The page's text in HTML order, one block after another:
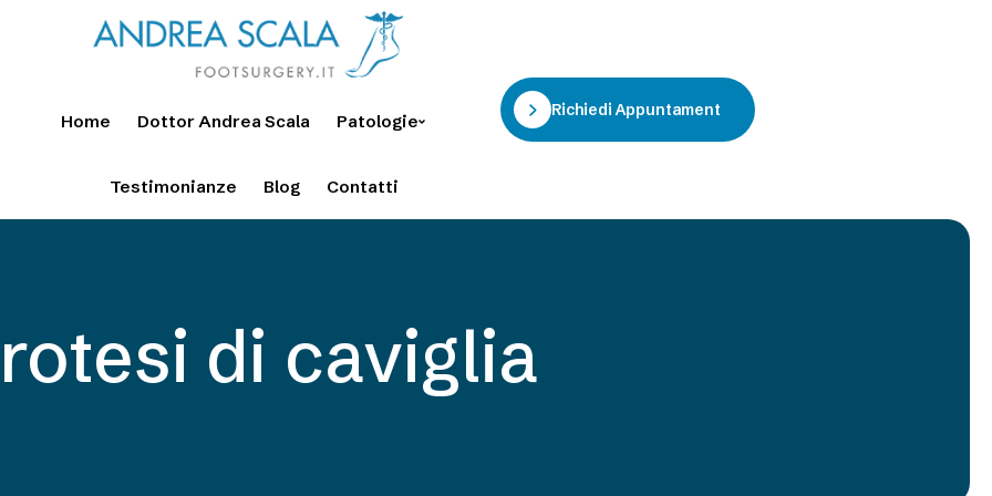
Home Dottor Andrea Scala Patologie
Testimonianze Blog Contatti
Richiedi Appuntamento
di caviglia